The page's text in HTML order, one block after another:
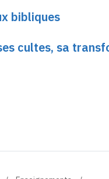
bibliques
cultes, sa